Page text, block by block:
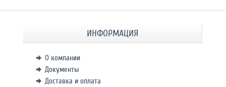
ИНФОРМАЦИЯ
О компании
Документы
Доставка и оплата